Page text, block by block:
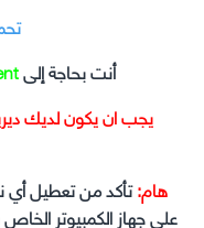
أنت بحاجة إلى
يجب ان يكون لديك
هام:تأكد من تعطيل أي
على جهاز الكمبيوتر